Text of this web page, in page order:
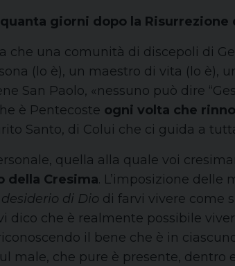
giorni dopo la Risurrezione
che una comunità di discepoli di
(lo è), un maestro di vita (lo è),
San Paolo, «nessuno può dire
è Pentecoste ogni volta che
Santo, di Colui che ci guida a tutta
quella alla quale voi
della Cresima. L’imposizione delle
di Dio di farvi vivere come
dico che è realmente possibile
il bene che è in
male, che pure è presente, dentro